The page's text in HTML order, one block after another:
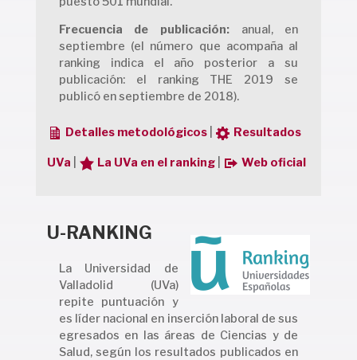
Frecuencia de publicación:anual, en
septiembre (el número que acompaña al
ranking indica el año posterior a su
publicación: el ranking THE 2019 se
publicó en septiembre de 2018).
Detalles metodológicos Resultados
UVa La UVa en el ranking Web oficial
U-RANKING
La Universidad de
Valladolid (UVa)
repite puntuación y
es líder nacional en inserción laboral de sus
egresados en las áreas de Ciencias y de
Salud, según los resultados publicados en